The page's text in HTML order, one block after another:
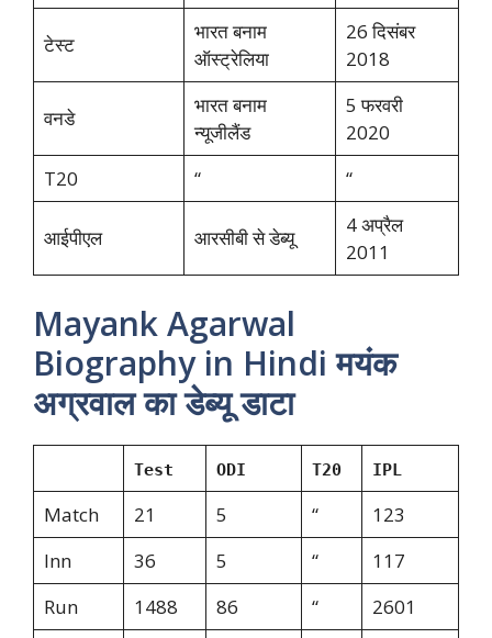
टेस्ट
भारत बनाम
ऑस्ट्रेलिया
26 दिसंबर
2018
वनडे
भारत बनाम
न्यूजीलैंड
5 फरवरी
2020
T20
“ “
आईपीएल आरसीबी से डेब्यू
4 अप्रैल
2011
Mayank Agarwal
Biography in Hindi मयंक
अग्रवाल का डेब्यू डाटा
Test ODI T20 IPL
Match 21 5 “
123
Inn
36 5 “
117
Run
1488 86 “
2601